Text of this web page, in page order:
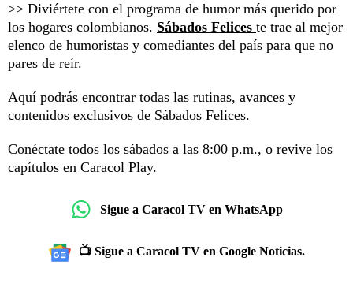
>> Diviértete con el programa de humor más querido por
los hogares colombianos. Sábados Felices te trae al mejor
elenco de humoristas y comediantes del país para que no
pares de reír.
Aquí podrás encontrar todas las rutinas, avances y
contenidos exclusivos de Sábados Felices.
Conéctate todos los sábados a las 8:00 p.m., o revive los
capítulos en Caracol Play.
Sigue a Caracol TV en WhatsApp
📺 Sigue a Caracol TV en Google Noticias.